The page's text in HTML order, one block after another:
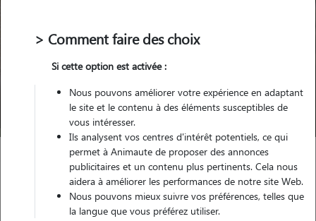
Pour quel animal ?
Trouver mon Pet Sitter
Garde d'animaux Alimentation American Staffordshire Terrier
> Comment faire des choix
Si cette option est activée :
Nous pouvons améliorer votre expérience en adaptant
le site et le contenu à des éléments susceptibles de
vous intéresser.
Ils analysent vos centres d'intérêt potentiels, ce qui
permet à Animaute de proposer des annonces
publicitaires et un contenu plus pertinents. Cela nous
aidera à améliorer les performances de notre site Web.
Nous pouvons mieux suivre vos préférences, telles que
la langue que vous préférez utiliser.